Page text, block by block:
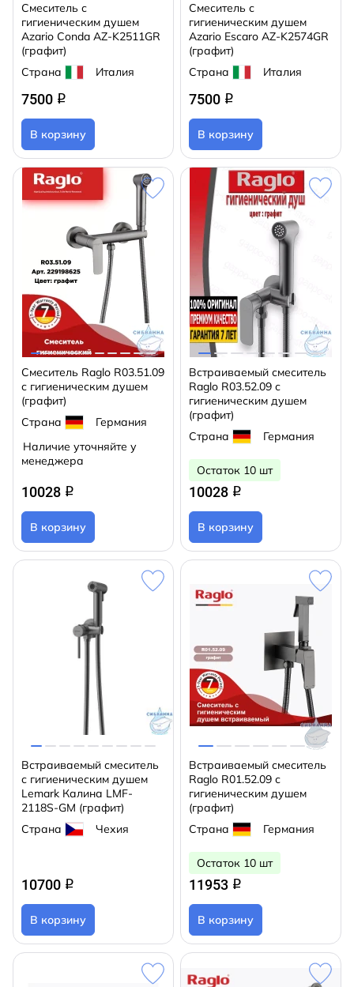
Смеситель с
гигиеническим душем
Azario Conda AZ-K2511GR
(графит)
Страна
Италия
7500 q
В корзину
Смеситель с
гигиеническим душем
Azario Escaro AZ-K2574GR
(графит)
Страна
Италия
7500 q
В корзину
Смеситель Raglo R03.51.09
с гигиеническим душем
(графит)
Страна
Германия
Наличие уточняйте у
менеджера
10028 q
В корзину
Встраиваемый смеситель
Raglo R03.52.09 с
гигиеническим душем
(графит)
Страна
Германия
Остаток 10 шт
10028 q
В корзину
Встраиваемый смеситель
с гигиеническим душем
Lemark Калина LMF-
2118S-GM (графит)
Страна
Чехия
10700 q
В корзину
Встраиваемый смеситель
Raglo R01.52.09 с
гигиеническим душем
(графит)
Страна
Германия
Остаток 10 шт
11953 q
В корзину